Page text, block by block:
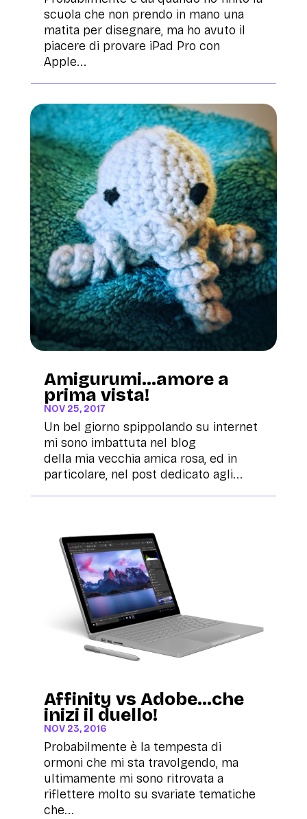
scuola che non prendo in mano una
matita per disegnare, ma ho avuto il
piacere di provare iPad Pro con
Apple...
Amigurumi…amore a
prima vista!
NOV 25, 2017
Un bel giorno spippolando su internet
mi sono imbattuta nel blog
della mia vecchia amica rosa, ed in
particolare, nel post dedicato agli...
Affinity vs Adobe…che
inizi il duello!
NOV 23, 2016
Probabilmente è la tempesta di
ormoni che mi sta travolgendo, ma
ultimamente mi sono ritrovata a
riflettere molto su svariate tematiche
che...